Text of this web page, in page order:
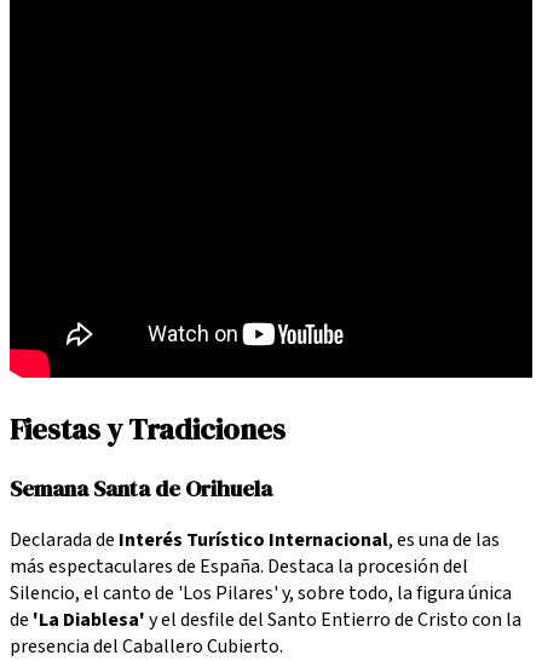
Fiestas y Tradiciones
Semana Santa de Orihuela
Declarada de Interés Turístico Internacional, es una de las
más espectaculares de España. Destaca la procesión del
Silencio, el canto de 'Los Pilares' y, sobre todo, la figura única
de 'La Diablesa'y el desfile del Santo Entierro de Cristo con la
presencia del Caballero Cubierto.